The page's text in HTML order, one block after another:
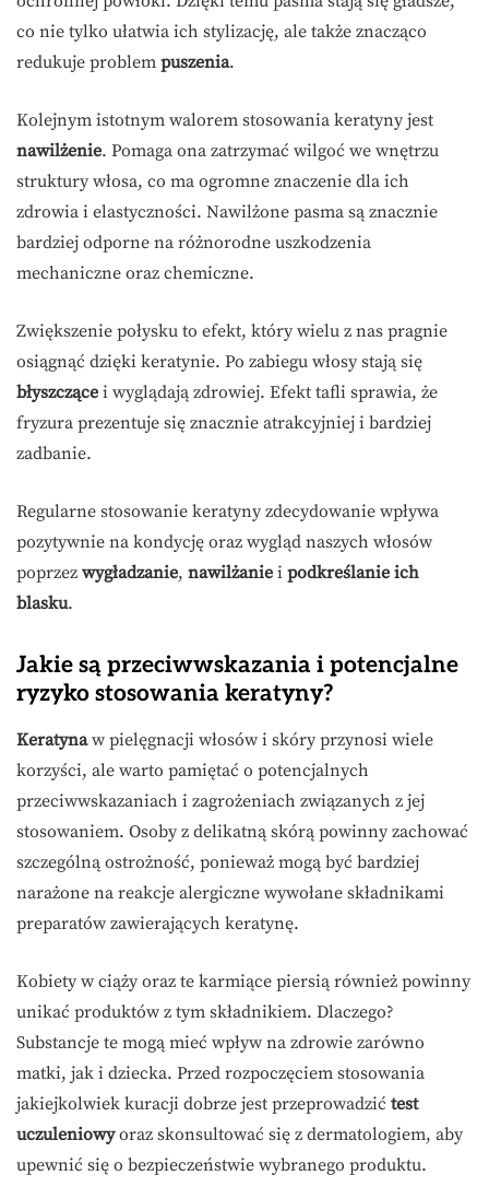
co nie tylko ułatwia ich stylizację, ale także znacząco
redukuje problem puszenia.
Kolejnym istotnym walorem stosowania keratyny jest
nawilżenie. Pomaga ona zatrzymać wilgoć we wnętrzu
struktury włosa, co ma ogromne znaczenie dla ich
zdrowia i elastyczności. Nawilżone pasma są znacznie
bardziej odporne na różnorodne uszkodzenia
mechaniczne oraz chemiczne.
Zwiększenie połysku to efekt, który wielu z nas pragnie
osiągnąć dzięki keratynie. Po zabiegu włosy stają się
błyszczące i wyglądają zdrowiej. Efekt tafli sprawia, że
fryzura prezentuje się znacznie atrakcyjniej i bardziej
zadbanie.
Regularne stosowanie keratyny zdecydowanie wpływa
pozytywnie na kondycję oraz wygląd naszych włosów
poprzez wygładzanie, nawilżanie i podkreślanie ich
blasku.
Jakie są przeciwwskazania i potencjalne
ryzyko stosowania keratyny?
Keratynaw pielęgnacji włosów i skóry przynosi wiele
korzyści, ale warto pamiętać o potencjalnych
przeciwwskazaniach i zagrożeniach związanych z jej
stosowaniem. Osoby z delikatną skórą powinny zachować
szczególną ostrożność, ponieważ mogą być bardziej
narażone na reakcje alergiczne wywołane składnikami
preparatów zawierających keratynę.
Kobiety w ciąży oraz te karmiące piersią również powinny
unikać produktów z tym składnikiem. Dlaczego?
Substancje te mogą mieć wpływ na zdrowie zarówno
matki, jak i dziecka. Przed rozpoczęciem stosowania
jakiejkolwiek kuracji dobrze jest przeprowadzić test
uczuleniowyoraz skonsultować się z dermatologiem, aby
upewnić się o bezpieczeństwie wybranego produktu.